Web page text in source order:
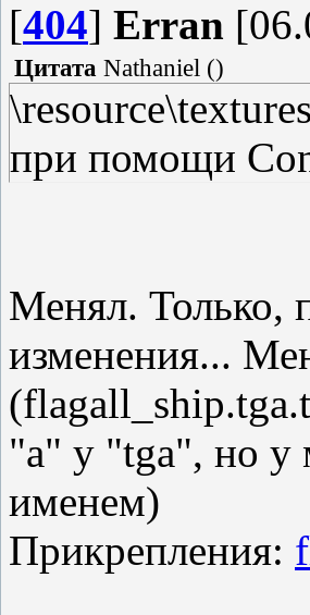
[404] Erran
Цитата Nathaniel ()
при помощи
Менял. Только,
изменения...
"а" у "tga", но у
именем)
Прикрепления: